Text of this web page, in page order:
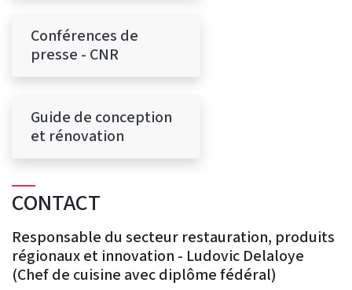
Conférences de
presse - CNR
Guide de conception
et rénovation
CONTACT
Responsable du secteur restauration, produits
régionaux et innovation - Ludovic Delaloye
(Chef de cuisine avec diplôme fédéral)